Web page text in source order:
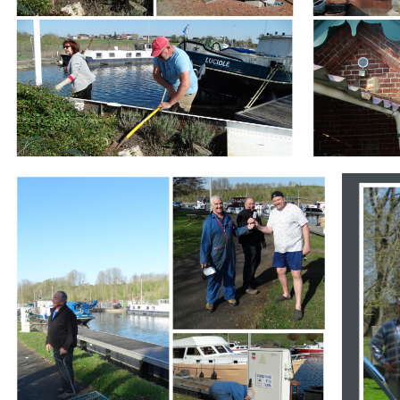
Branding Branding